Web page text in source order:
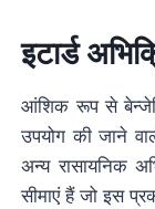
इटार्ड
आंशिक रूप से
उपयोग की जाने
अन्य रासायनिक
सीमाएं हैं जो इस